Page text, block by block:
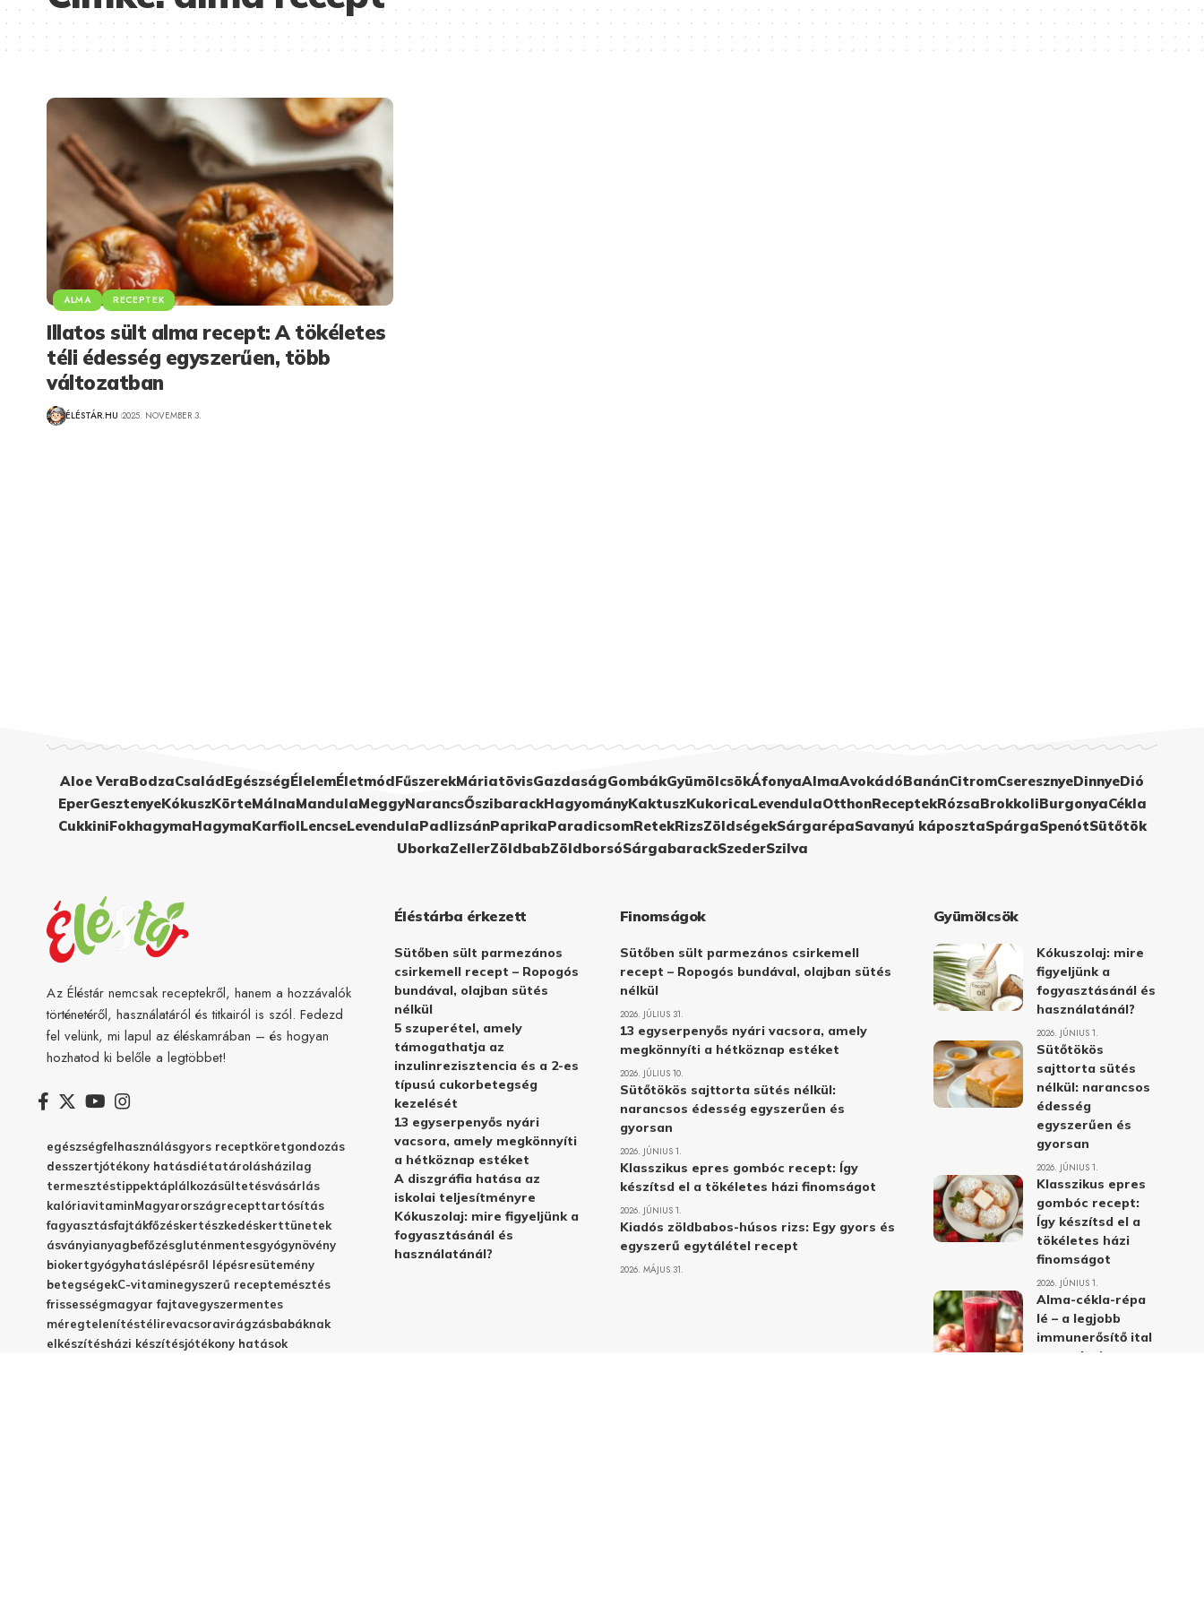
ALMA RECEPTEK
Illatos sült alma recept: A tökéletes
téli édesség egyszerűen, több
változatban
ÉLÉSTÁR.HU 2025. NOVEMBER 3.
Aloe VeraBodzaCsaládEgészségÉlelemÉletmódFűszerekMáriatövisGazdaságGombákGyümölcsökÁfonyaAlmaAvokádóBanánCitromCseresznyeDinnyeDió
EperGesztenyeKókuszKörteMálnaMandulaMeggyNarancsŐszibarackHagyományKaktuszKukoricaLevendulaOtthonReceptekRózsaBrokkoliBurgonyaCékla
CukkiniFokhagymaHagymaKarfiolLencseLevendulaPadlizsánPaprikaParadicsomRetekRizsZöldségekSárgarépaSavanyú káposztaSpárgaSpenótSütőtök
UborkaZellerZöldbabZöldborsóSárgabarackSzederSzilva
Az Éléstár nemcsak receptekről, hanem a hozzávalók
történetéről, használatáról és titkairól is szól. Fedezd
fel velünk, mi lapul az éléskamrában – és hogyan
hozhatod ki belőle a legtöbbet!
egészségfelhasználásgyors receptköretgondozás
desszertjótékony hatásdiétatárolásházilag
termesztéstippektáplálkozásültetésvásárlás
kalóriavitaminMagyarországrecepttartósítás
fagyasztásfajtákfőzéskertészkedéskerttünetek
ásványianyagbefőzésgluténmentesgyógynövény
biokertgyógyhatáslépésről lépésresütemény
betegségekC-vitaminegyszerű receptemésztés
frissességmagyar fajtavegyszermentes
méregtelenítéstélirevacsoravirágzásbabáknak
elkészítésházi készítésjótékony hatások
Éléstárba érkezett
Sütőben sült parmezános
csirkemell recept – Ropogós
bundával, olajban sütés
nélkül
5 szuperétel, amely
támogathatja az
inzulinrezisztencia és a 2-es
típusú cukorbetegség
kezelését
13 egyserpenyős nyári
vacsora, amely megkönnyíti
a hétköznap estéket
A diszgráfia hatása az
iskolai teljesítményre
Kókuszolaj: mire figyeljünk a
fogyasztásánál és
használatánál?
Finomságok
Sütőben sült parmezános csirkemell
recept – Ropogós bundával, olajban sütés
nélkül
2026. JÚLIUS 31.
13 egyserpenyős nyári vacsora, amely
megkönnyíti a hétköznap estéket
2026. JÚLIUS 10.
Sütőtökös sajttorta sütés nélkül:
narancsos édesség egyszerűen és
gyorsan
2026. JÚNIUS 1.
Klasszikus epres gombóc recept: Így
készítsd el a tökéletes házi finomságot
2026. JÚNIUS 1.
Kiadós zöldbabos-húsos rizs: Egy gyors és
egyszerű egytálétel recept
2026. MÁJUS 31.
Gyümölcsök
Kókuszolaj: mire
figyeljünk a
fogyasztásánál és
használatánál?
2026. JÚNIUS 1.
Sütőtökös
sajttorta sütés
nélkül: narancsos
édesség
egyszerűen és
gyorsan
2026. JÚNIUS 1.
Klasszikus epres
gombóc recept:
Így készítsd el a
tökéletes házi
finomságot
2026. JÚNIUS 1.
Alma-cékla-répa
lé – a legjobb
immunerősítő ital
receptje és